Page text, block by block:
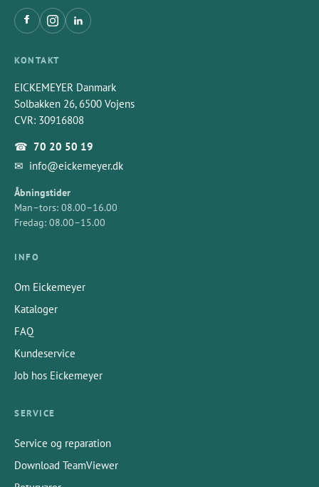
KONTAKT
EICKEMEYER Danmark
Solbakken 26, 6500 Vojens
CVR: 30916808
☎ 70 20 50 19
✉ info@eickemeyer.dk
Åbningstider
Man–tors: 08.00–16.00
Fredag: 08.00–15.00
INFO
Om Eickemeyer
Kataloger
FAQ
Kundeservice
Job hos Eickemeyer
SERVICE
Service og reparation
Download TeamViewer